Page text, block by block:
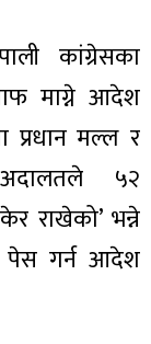
कांग्रेसका
माग्ने आदेश
प्रधान मल्ल र
५२
राखेको’ भन्ने
पेस गर्न आदेश